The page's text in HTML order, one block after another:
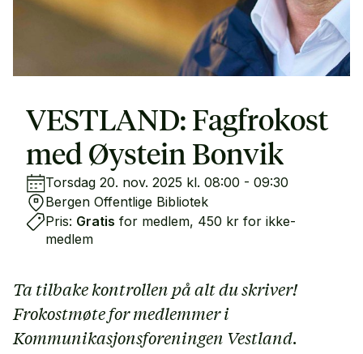
VESTLAND: Fagfrokost
med Øystein Bonvik
Torsdag 20. nov. 2025 kl. 08:00 - 09:30
Bergen Offentlige Bibliotek
Pris: Gratis for medlem, 450 kr for ikke-
medlem
Ta tilbake kontrollen på alt du skriver!
Frokostmøte for medlemmer i
Kommunikasjonsforeningen Vestland.